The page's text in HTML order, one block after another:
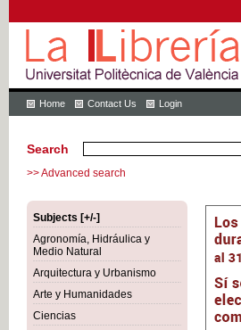
Home Contact Us Login
Search
>> Advanced search
Subjects [+/-]
Agronomía, Hidráulica y
Medio Natural
Arquitectura y Urbanismo
Arte y Humanidades
Ciencias